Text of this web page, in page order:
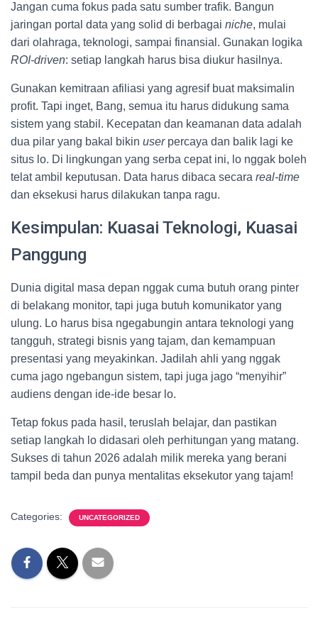
Jangan cuma fokus pada satu sumber trafik. Bangun
jaringan portal data yang solid di berbagai niche, mulai
dari olahraga, teknologi, sampai finansial. Gunakan logika
ROI-driven: setiap langkah harus bisa diukur hasilnya.
Gunakan kemitraan afiliasi yang agresif buat maksimalin
profit. Tapi inget, Bang, semua itu harus didukung sama
sistem yang stabil. Kecepatan dan keamanan data adalah
dua pilar yang bakal bikin userpercaya dan balik lagi ke
situs lo. Di lingkungan yang serba cepat ini, lo nggak boleh
telat ambil keputusan. Data harus dibaca secara real-time
dan eksekusi harus dilakukan tanpa ragu.
Kesimpulan: Kuasai Teknologi, Kuasai
Panggung
Dunia digital masa depan nggak cuma butuh orang pinter
di belakang monitor, tapi juga butuh komunikator yang
ulung. Lo harus bisa ngegabungin antara teknologi yang
tangguh, strategi bisnis yang tajam, dan kemampuan
presentasi yang meyakinkan. Jadilah ahli yang nggak
cuma jago ngebangun sistem, tapi juga jago “menyihir”
audiens dengan ide-ide besar lo.
Tetap fokus pada hasil, teruslah belajar, dan pastikan
setiap langkah lo didasari oleh perhitungan yang matang.
Sukses di tahun 2026 adalah milik mereka yang berani
tampil beda dan punya mentalitas eksekutor yang tajam!
Categories: UNCATEGORIZED